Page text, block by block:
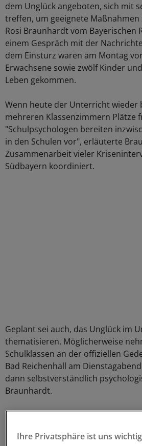
dem Unglück angeboten, sich mit
treffen, um geeignete
Rosi Braunhardt vom Bayerischen
einem Gespräch mit der
dem Einsturz waren am Montag
Erwachsene sowie zwölf Kinder
Leben gekommen.
Wenn heute der Unterricht wieder
mehreren Klassenzimmern Plätze
"Schulpsychologen bereiten
in den Schulen vor", erläuterte
Zusammenarbeit vieler
Südbayern koordiniert.
Geplant sei auch, das Unglück im
thematisieren. Möglicherweise
Schulklassen an der offiziellen
Bad Reichenhall am
dann selbstverständlich
Braunhardt.
Ein weiterer Schwerpunkt der
"Wir vermitteln Anlaufstellen wie
Ihre Privatsphäre ist uns wichtig